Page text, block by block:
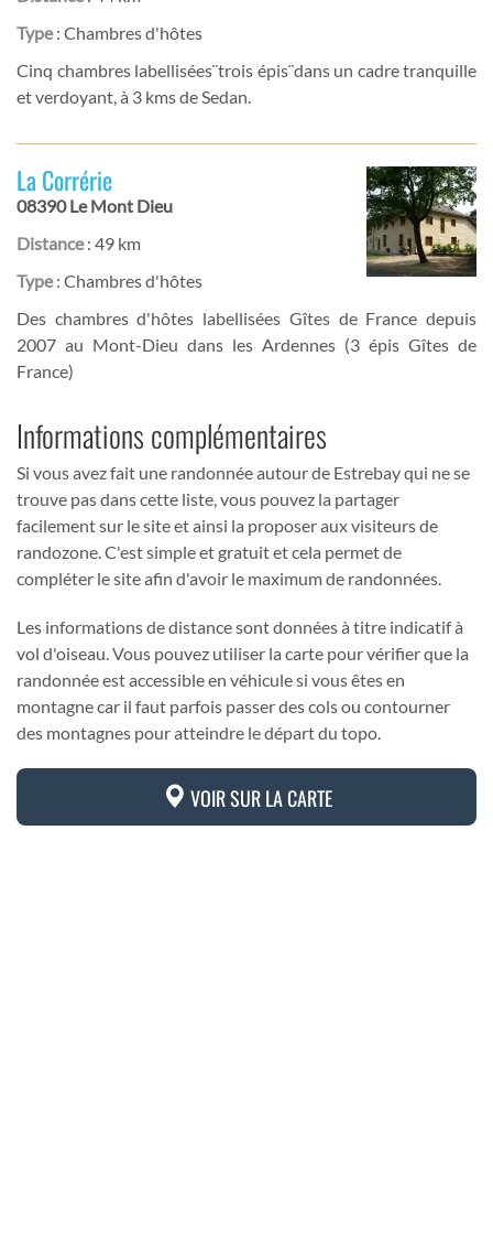
Type: Chambres d'hôtes
Cinq chambres labellisées¨trois épis¨dans un cadre tranquille
et verdoyant, à 3 kms de Sedan.
La Corrérie
08390 Le Mont Dieu
Distance: 49 km
Type: Chambres d'hôtes
Des chambres d'hôtes labellisées Gîtes de France depuis
2007 au Mont-Dieu dans les Ardennes (3 épis Gîtes de
France)
Informations complémentaires
Si vous avez fait une randonnée autour de Estrebay qui ne se
trouve pas dans cette liste, vous pouvez la partager
facilement sur le site et ainsi la proposer aux visiteurs de
randozone. C'est simple et gratuit et cela permet de
compléter le site afin d'avoir le maximum de randonnées.
Les informations de distance sont données à titre indicatif à
vol d'oiseau. Vous pouvez utiliser la carte pour vérifier que la
randonnée est accessible en véhicule si vous êtes en
montagne car il faut parfois passer des cols ou contourner
des montagnes pour atteindre le départ du topo.
VOIR SUR LA CARTE